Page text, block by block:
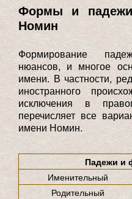
Формы и
Номин
Формирование
нюансов, и многое
имени. В частности,
иностранного
исключения в
перечисляет все
имени Номин.
Падежи и
Именительный
Родительный